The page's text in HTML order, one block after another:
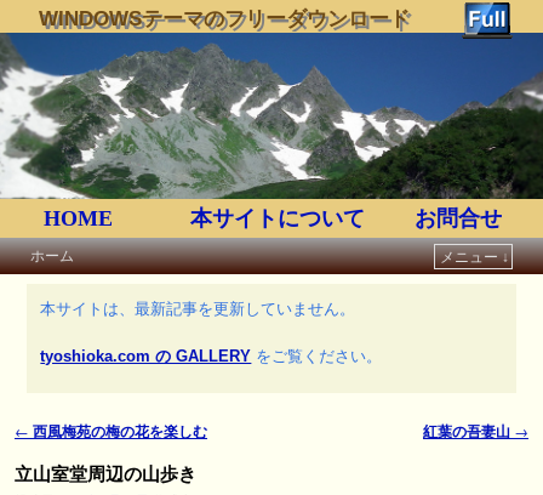
WINDOWSテーマのフリーダウンロード
HOME 本サイトについて お問合せ
ホーム
メニュー ↓
本サイトは、最新記事を更新していません。
tyoshioka.com の GALLERY をご覧ください。
投稿ナビゲーション
← 西風梅苑の梅の花を楽しむ 紅葉の吾妻山 →
立山室堂周辺の山歩き